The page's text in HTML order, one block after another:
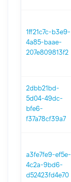
1ff21c7c-b3e9-
4a85-baae-
207e809813f2
2dbb21bd-
5d04-49dc-
bfe6-
f37a78cf39a7
a3fe7fe9-ef5e-
4c2a-9bd6-
d52423fd4e70